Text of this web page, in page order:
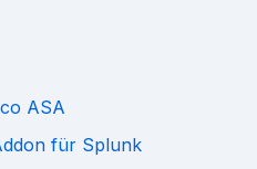
ASA
für Splunk